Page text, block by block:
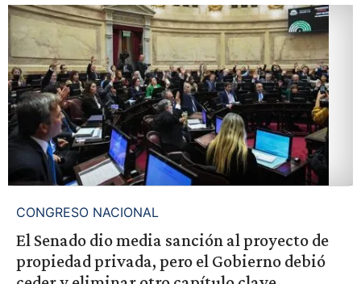
CONGRESO NACIONAL
El Senado dio media sanción al proyecto de
propiedad privada, pero el Gobierno debió